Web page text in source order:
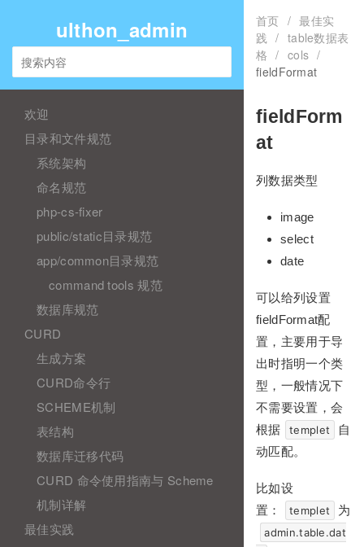
ulthon_admin
欢迎
目录和文件规范
系统架构
命名规范
php-cs-fixer
public/static目录规范
app/common目录规范
command tools 规范
数据库规范
CURD
生成方案
CURD命令行
SCHEME机制
表结构
数据库迁移代码
CURD 命令使用指南与 Scheme
机制详解
最佳实践
首页 / 最佳实
践 / table数据表
格 / cols /
fieldFormat
fieldForm
at
列数据类型
image
select
date
可以给列设置
fieldFormat配
置，主要用于导
出时指明一个类
型，一般情况下
不需要设置，会
根据
templet
自
动匹配。
比如设
置：
templet 为
admin.table.dat